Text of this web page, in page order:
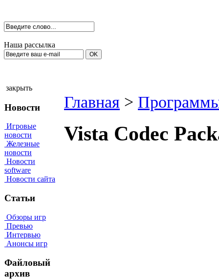
Наша рассылка
закрыть
Новости
Игровые
новости
Железные
новости
Новости
software
Новости сайта
Статьи
Обзоры игр
Превью
Интервью
Анонсы игр
Файловый
архив
Главная >
Vista Codec